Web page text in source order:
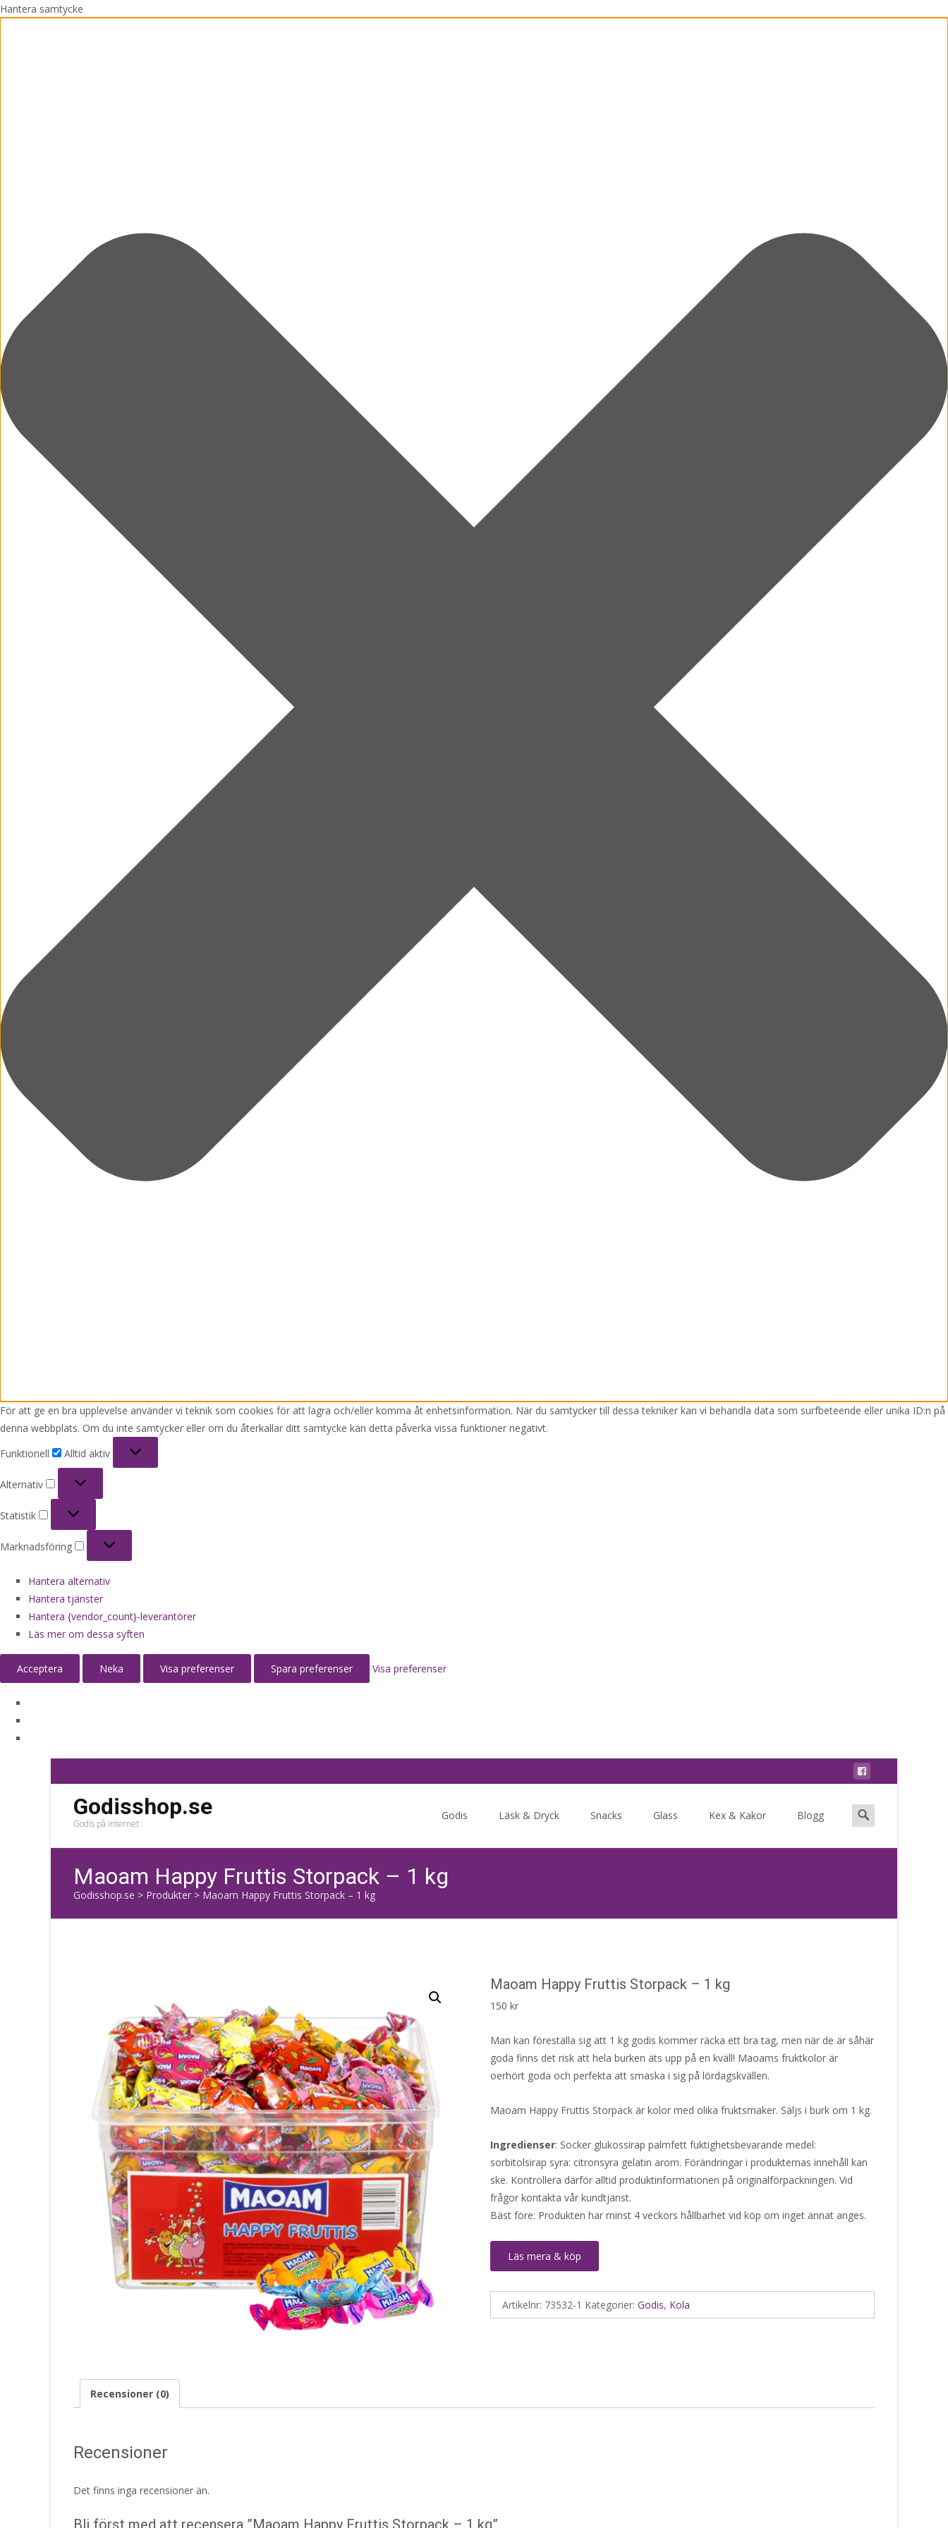
Hantera samtycke
För att ge en bra upplevelse använder vi teknik som cookies för att lagra och/eller komma åt enhetsinformation. När du samtycker till dessa tekniker kan vi behandla data som surfbeteende eller unika ID:n på
denna webbplats. Om du inte samtycker eller om du återkallar ditt samtycke kan detta påverka vissa funktioner negativt.
Funktionell
Alltid aktiv
Alternativ
Statistik
Marknadsföring
Hantera alternativ
Hantera tjänster
Hantera {vendor_count}-leverantörer
Läs mer om dessa syften
Acceptera Neka Visa preferenser Spara preferenser Visa preferenser
Godisshop.se
Godis på internet
Godis Läsk & Dryck Snacks Glass Kex & Kakor Blogg
Search
for:
Maoam Happy Fruttis Storpack – 1 kg
Godisshop.se > Produkter > Maoam Happy Fruttis Storpack – 1 kg
Maoam Happy Fruttis Storpack – 1 kg
150 kr
Man kan föreställa sig att 1 kg godis kommer räcka ett bra tag, men när de är såhär
goda finns det risk att hela burken äts upp på en kväll! Maoams fruktkolor är
oerhört goda och perfekta att smaska i sig på lördagskvällen.
Maoam Happy Fruttis Storpack är kolor med olika fruktsmaker. Säljs i burk om 1 kg.
Ingredienser: Socker glukossirap palmfett fuktighetsbevarande medel:
sorbitolsirap syra: citronsyra gelatin arom. Förändringar i produkternas innehåll kan
ske. Kontrollera därför alltid produktinformationen på originalförpackningen. Vid
frågor kontakta vår kundtjänst.
Bäst före: Produkten har minst 4 veckors hållbarhet vid köp om inget annat anges.
Läs mera & köp
Artikelnr: 73532-1 Kategorier: Godis, Kola
Recensioner (0)
Recensioner
Det finns inga recensioner än.
Bli först med att recensera ”Maoam Happy Fruttis Storpack – 1 kg”